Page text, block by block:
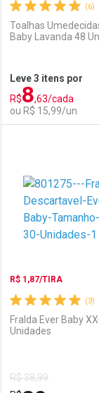
Comprar sem
Por R$ 51,59/cada
Comprar sem
Por R$ 51,59/cada
(6)
Toalhas
Baby Lavanda 48
Leve 3 itens por
R$8,63/cada
ou R$ 15,99/un
Laboratório
Por Menos
Comprar sem
(3)
R$ 1,87/TIRA
Fralda Ever Baby
Unidades
R$ 38,99